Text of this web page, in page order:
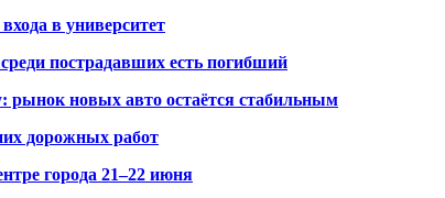
в университет
пострадавших есть погибший
рынок новых авто остаётся стабильным
дорожных работ
города 21–22 июня